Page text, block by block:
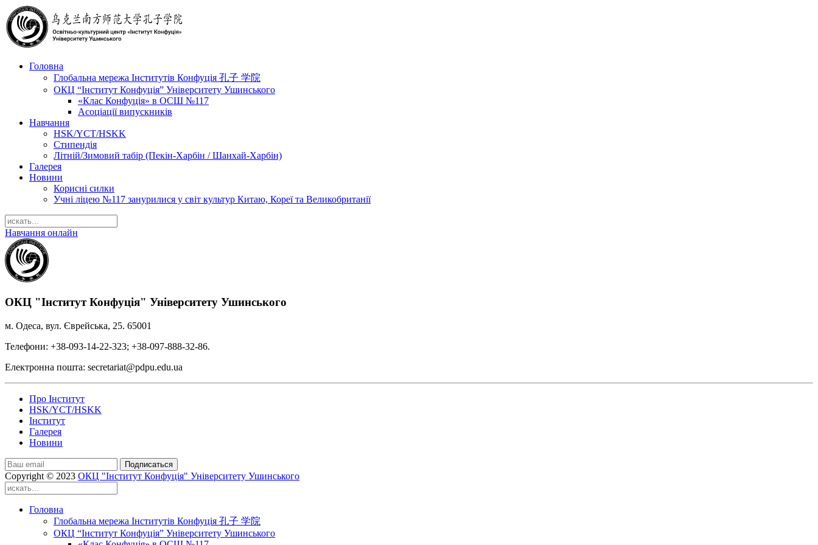
Головна
Глобальна мережа Інститутів Конфуція 孔子 学院
ОКЦ “Інститут Конфуція” Університету Ушинського
«Клас Конфуція» в ОСШ №117
Асоціації випускників
Навчання
HSK/YCT/HSKK
Стипендія
Літній/Зимовий табір (Пекін-Харбін / Шанхай-Харбін)
Галерея
Новини
Корисні силки
Учні ліцею №117 занурилися у світ культур Китаю, Кореї та Великобританії
Навчання онлайн
ОКЦ "Інститут Конфуція" Університету Ушинського
м. Одеса, вул. Єврейська, 25. 65001
Телефони: +38-093-14-22-323; +38-097-888-32-86.
Електронна пошта: secretariat@pdpu.edu.ua
Про Інститут
HSK/YCT/HSKK
Інститут
Галерея
Новини
Подписаться
Copyright © 2023 ОКЦ "Інститут Конфуція" Університету Ушинського
Головна
Глобальна мережа Інститутів Конфуція 孔子 学院
ОКЦ “Інститут Конфуція” Університету Ушинського